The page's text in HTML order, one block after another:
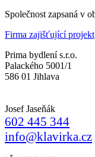
Společnost zapsaná v
Firma zajišťující projekt
Prima bydlení s.r.o.
Palackého 5001/1
586 01 Jihlava
Josef Jaseňák
602 445 344
info@klavirka.cz